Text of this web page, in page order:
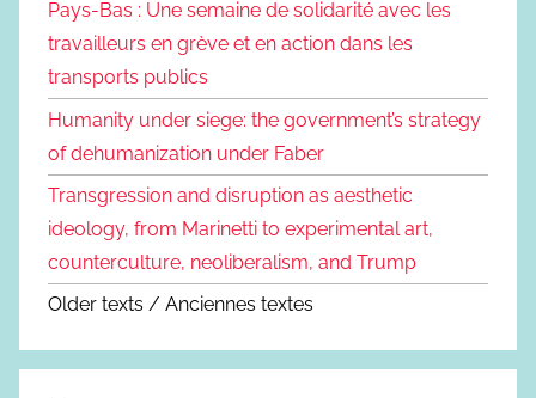
Pays-Bas : Une semaine de solidarité avec les
travailleurs en grève et en action dans les
transports publics
Humanity under siege: the government’s strategy
of dehumanization under Faber
Transgression and disruption as aesthetic
ideology, from Marinetti to experimental art,
counterculture, neoliberalism, and Trump
Older texts / Anciennes textes